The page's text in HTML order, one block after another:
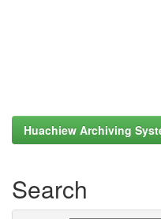
Huachiew Archiving
Search